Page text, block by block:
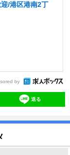
/港区港南2丁
by
送る